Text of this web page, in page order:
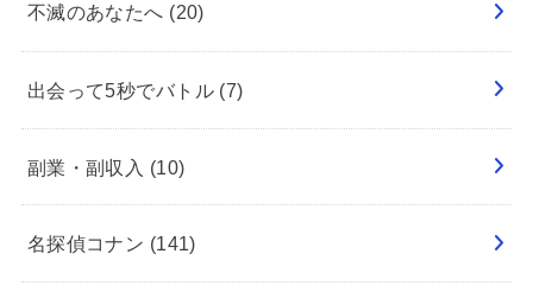
不滅のあなたへ (20)
出会って5秒でバトル (7)
副業・副収入 (10)
名探偵コナン (141)